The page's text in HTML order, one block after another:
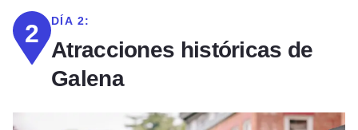
2 DÍA 2:
Atracciones históricas de
Galena